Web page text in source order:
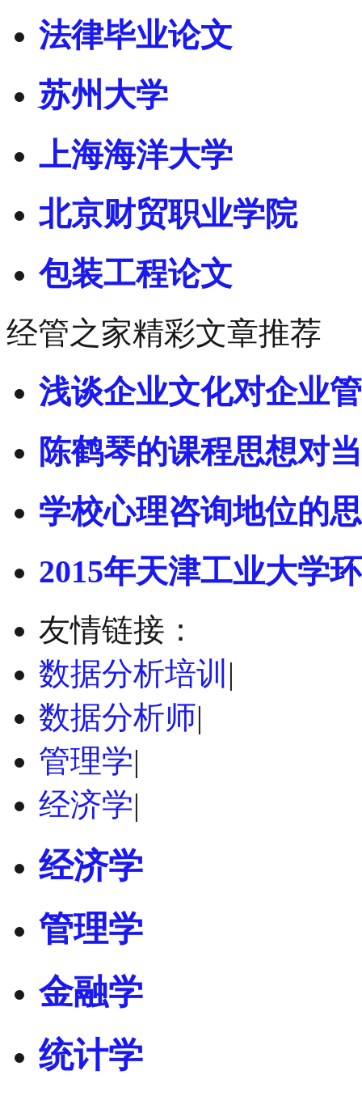
法律毕业论文
苏州大学
上海海洋大学
北京财贸职业学院
包装工程论文
经管之家精彩文章推荐
浅谈企业文化对企业
陈鹤琴的课程思想对
学校心理咨询地位的
2015年天津工业大学环
友情链接：
数据分析培训 |
数据分析师|
管理学|
经济学|
经济学
管理学
金融学
统计学